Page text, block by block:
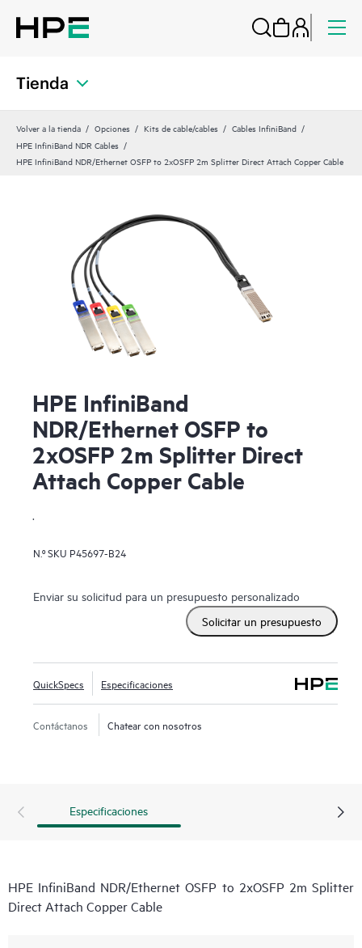
Tienda
Volver a la tienda Opciones Kits de cable/cables
Cables InfiniBand
HPE InfiniBand NDR Cables
HPE InfiniBand NDR/Ethernet OSFP to 2xOSFP 2m Splitter Direct Attach Copper Cable
HPE InfiniBand
NDR/Ethernet OSFP to
2xOSFP 2m Splitter Direct
Attach Copper Cable
N.º SKU P45697-B24
Enviar su solicitud para un presupuesto personalizado
Solicitar un presupuesto
QuickSpecs Especificaciones
Contáctanos Chatear con nosotros
Especificaciones
HPE InfiniBand NDR/Ethernet OSFP to 2xOSFP 2m Splitter
Direct Attach Copper Cable